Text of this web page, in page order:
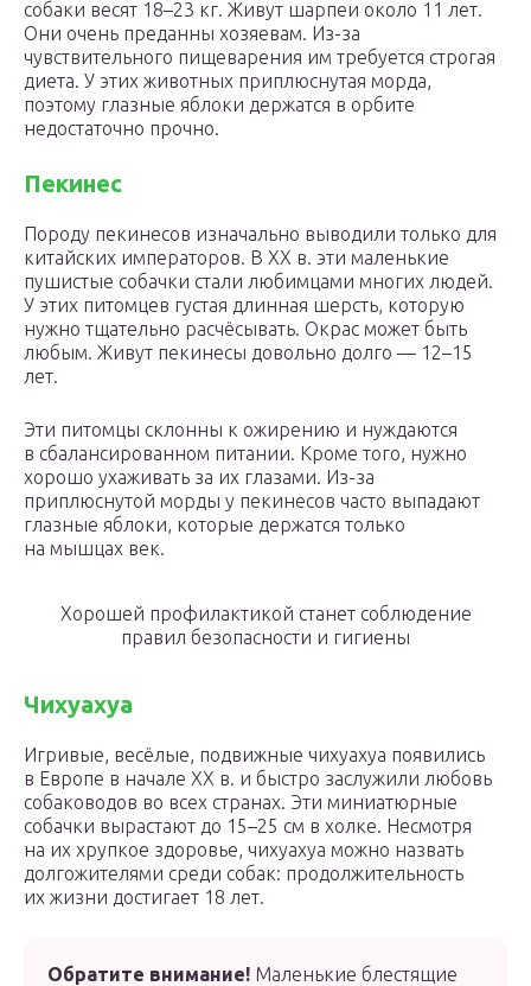
собаки весят 18–23 кг. Живут шарпеи около 11 лет.
Они очень преданны хозяевам. Из-за
чувствительного пищеварения им требуется строгая
диета. У этих животных приплюснутая морда,
поэтому глазные яблоки держатся в орбите
недостаточно прочно.
Пекинес
Породу пекинесов изначально выводили только для
китайских императоров. В XX в. эти маленькие
пушистые собачки стали любимцами многих людей.
У этих питомцев густая длинная шерсть, которую
нужно тщательно расчёсывать. Окрас может быть
любым. Живут пекинесы довольно долго — 12–15
лет.
Эти питомцы склонны к ожирению и нуждаются
в сбалансированном питании. Кроме того, нужно
хорошо ухаживать за их глазами. Из-за
приплюснутой морды у пекинесов часто выпадают
глазные яблоки, которые держатся только
на мышцах век.
Хорошей профилактикой станет соблюдение
правил безопасности и гигиены
Чихуахуа
Игривые, весёлые, подвижные чихуахуа появились
в Европе в начале XX в. и быстро заслужили любовь
собаководов во всех странах. Эти миниатюрные
собачки вырастают до 15–25 см в холке. Несмотря
на их хрупкое здоровье, чихуахуа можно назвать
долгожителями среди собак: продолжительность
их жизни достигает 18 лет.
Обратите внимание! Маленькие блестящие